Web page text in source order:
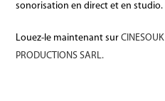
sonorisation en direct et en studio.
Louez-le maintenant surCINESOUK
PRODUCTIONS SARL.